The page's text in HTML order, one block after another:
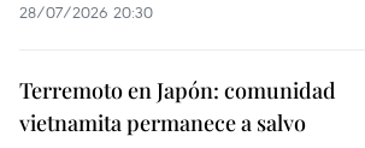
28/07/2026 20:30
Terremoto en Japón: comunidad
vietnamita permanece a salvo